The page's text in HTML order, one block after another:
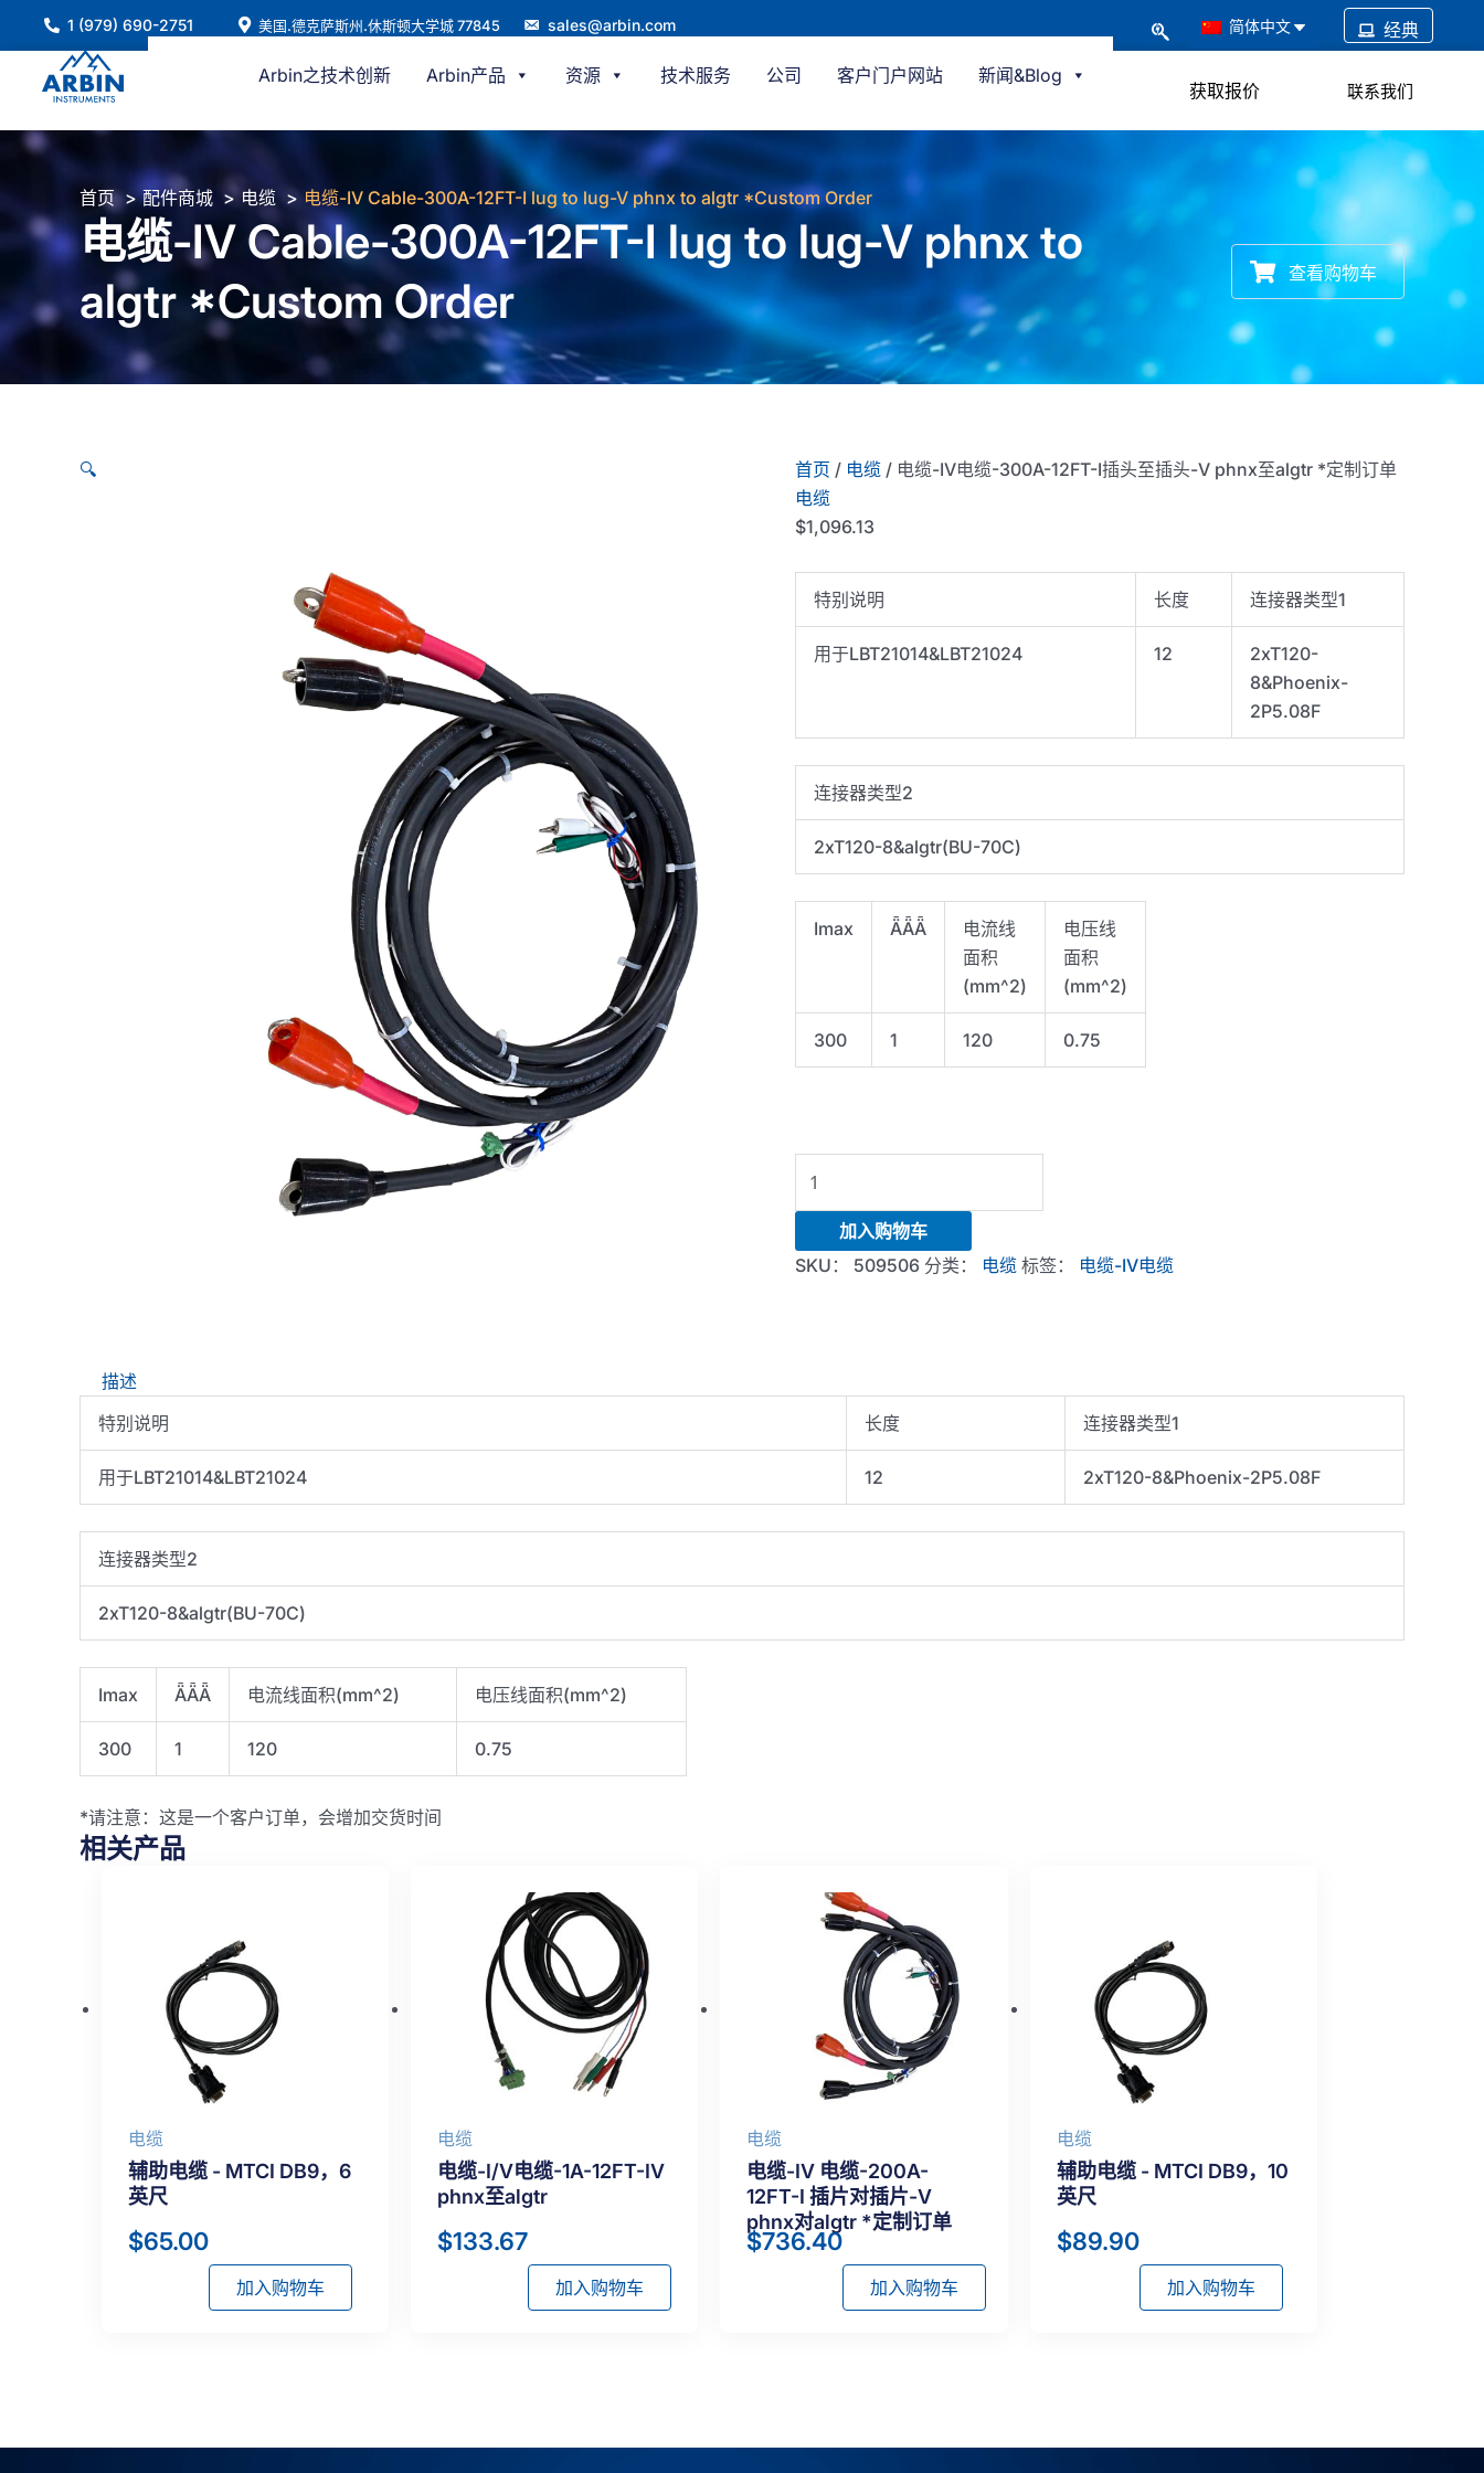
1 (979) 690-2751 美国.德克萨斯州.休斯顿大学城 77845 sales@arbin.com 简体中文 经典
Arbin之技术创新 Arbin产品 资源 技术服务 公司 客户门户网站 新闻&Blog
获取报价 联系我们
首页 配件商城 电缆 电缆-IV Cable-300A-12FT-I lug to lug-V phnx to algtr *Custom Order
电缆-IV Cable-300A-12FT-I lug to lug-V phnx to
algtr *Custom Order
查看购物车
🔍 首页 / 电缆 / 电缆-IV电缆-300A-12FT-I插头至插头-V phnx至algtr *定制订单
电缆
$1,096.13
特别说明 长度 连接器类型1
用于LBT21014&LBT21024 12
2xT120-
8&Phoenix-
2P5.08F
连接器类型2
2xT120-8&algtr(BU-70C)
Imax ǞǞǞ
电流线
面积
(mm^2)
电压线
面积
(mm^2)
300 1 120 0.75
Cable-
300A-
lug-
phnx
algtr
加入购物车
SKU： 509506 分类： 电缆 标签： 电缆-IV电缆
描述
特别说明
长度 连接器类型1
用于LBT21014&LBT21024 12 2xT120-8&Phoenix-2P5.08F
连接器类型2
2xT120-8&algtr(BU-70C)
Imax ǞǞǞ 电流线面积(mm^2) 电压线面积(mm^2)
300 1 120 0.75
*请注意：这是一个客户订单，会增加交货时间
相关产品
电缆
辅助电缆 - MTCI DB9，6
英尺
$65.00
加入购物车
电缆
电缆-I/V电缆-1A-12FT-IV
phnx至algtr
$133.67
加入购物车
电缆
电缆-IV 电缆-200A-
12FT-I 插片对插片-V
phnx对algtr *定制订单
$736.40
加入购物车
电缆
辅助电缆 - MTCI DB9，10
英尺
$89.90
加入购物车